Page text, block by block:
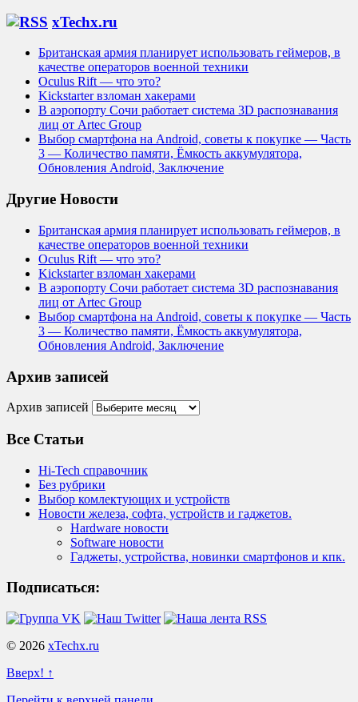
xTechx.ru
Британская армия планирует использовать геймеров, в
качестве операторов военной техники
Oculus Rift — что это?
Kickstarter взломан хакерами
В аэропорту Сочи работает система 3D распознавания
лиц от Artec Group
Выбор смартфона на Android, советы к покупке — Часть
3 — Количество памяти, Ёмкость аккумулятора,
Обновления Android, Заключение
Другие Новости
Британская армия планирует использовать геймеров, в
качестве операторов военной техники
Oculus Rift — что это?
Kickstarter взломан хакерами
В аэропорту Сочи работает система 3D распознавания
лиц от Artec Group
Выбор смартфона на Android, советы к покупке — Часть
3 — Количество памяти, Ёмкость аккумулятора,
Обновления Android, Заключение
Архив записей
Архив записей
Все Статьи
Hi-Tech справочник
Без рубрики
Выбор комлектующих и устройств
Новости железа, софта, устройств и гаджетов.
Hardware новости
Software новости
Гаджеты, устройства, новинки смартфонов и кпк.
Подписаться:
© 2026 xTechx.ru
Вверх! ↑